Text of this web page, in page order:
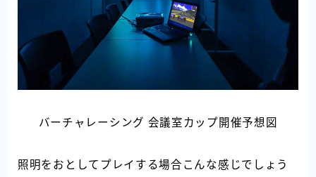
バーチャレーシング 会議室カップ開催予想図
照明をおとしてプレイする場合こんな感じでしょう